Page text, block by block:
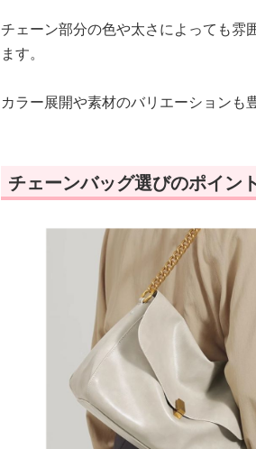
チェーン部分の色や太さによっても雰
ます。
カラー展開や素材のバリエーションも
チェーンバッグ選びのポイント